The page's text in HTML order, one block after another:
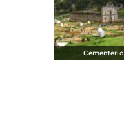
Cementerio